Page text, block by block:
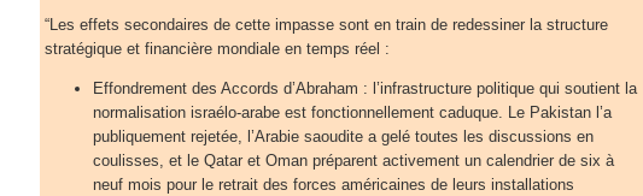
“Les effets secondaires de cette impasse sont en train de redessiner la structure
stratégique et financière mondiale en temps réel :
Effondrement des Accords d’Abraham : l’infrastructure politique qui soutient la
normalisation israélo-arabe est fonctionnellement caduque. Le Pakistan l’a
publiquement rejetée, l’Arabie saoudite a gelé toutes les discussions en
coulisses, et le Qatar et Oman préparent activement un calendrier de six à
neuf mois pour le retrait des forces américaines de leurs installations